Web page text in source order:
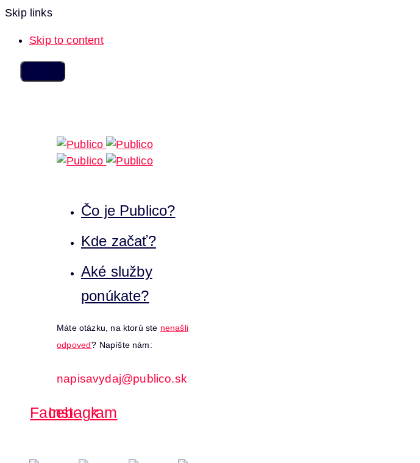
Skip links
Skip to content
Čo je Publico?
Kde začať?
Aké služby
ponúkate?
Máte otázku, na ktorú ste nenašli
odpoveď? Napíšte nám:
napisavydaj@publico.sk
Facebook
Instagram